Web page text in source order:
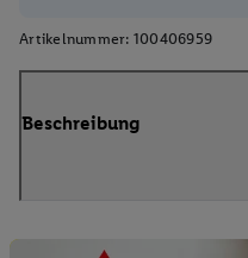
Artikelnummer: 100406959
Beschreibung